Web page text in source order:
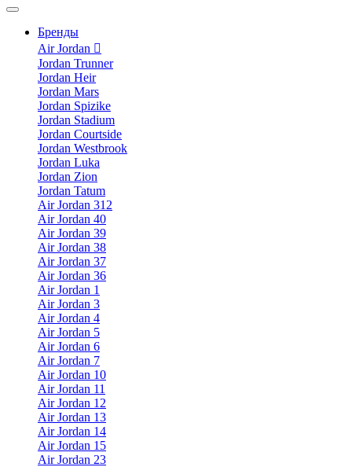
Бренды
Air Jordan
Jordan Trunner
Jordan Heir
Jordan Mars
Jordan Spizike
Jordan Stadium
Jordan Courtside
Jordan Westbrook
Jordan Luka
Jordan Zion
Jordan Tatum
Air Jordan 312
Air Jordan 40
Air Jordan 39
Air Jordan 38
Air Jordan 37
Air Jordan 36
Air Jordan 1
Air Jordan 3
Air Jordan 4
Air Jordan 5
Air Jordan 6
Air Jordan 7
Air Jordan 10
Air Jordan 11
Air Jordan 12
Air Jordan 13
Air Jordan 14
Air Jordan 15
Air Jordan 23